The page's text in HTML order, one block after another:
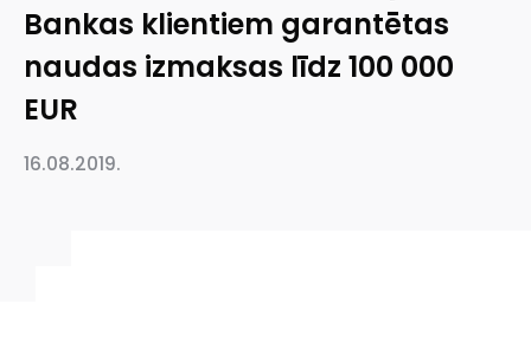
Bankas klientiem garantētas
naudas izmaksas līdz 100 000
EUR
16.08.2019.